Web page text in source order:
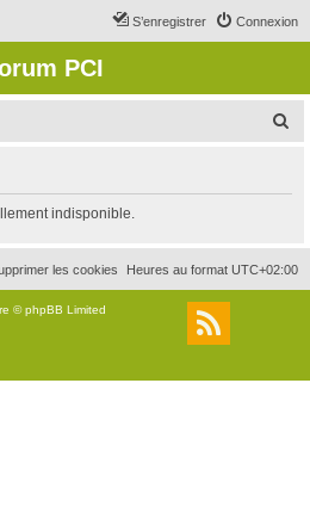
Connexion
S’enregistrer
PCI
r
c
r
indisponible.
Heures au format UTC+02:00
les cookies
© phpBB Limited